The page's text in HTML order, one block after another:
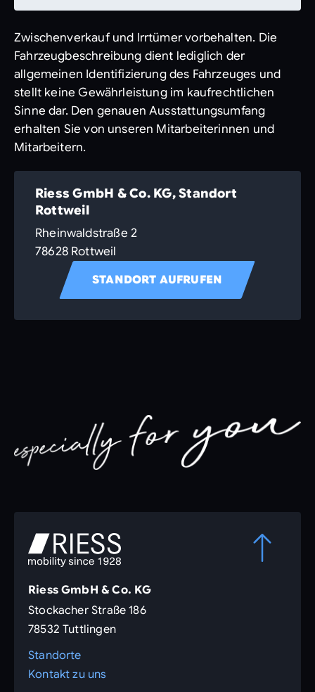
Zwischenverkauf und Irrtümer vorbehalten. Die
Fahrzeugbeschreibung dient lediglich der
allgemeinen Identifizierung des Fahrzeuges und
stellt keine Gewährleistung im kaufrechtlichen
Sinne dar. Den genauen Ausstattungsumfang
erhalten Sie von unseren Mitarbeiterinnen und
Mitarbeitern.
Riess GmbH & Co. KG, Standort
Rottweil
Rheinwaldstraße 2
78628 Rottweil
STANDORT AUFRUFEN
Riess GmbH & Co. KG
Stockacher Straße 186
78532 Tuttlingen
Standorte
Kontakt zu uns